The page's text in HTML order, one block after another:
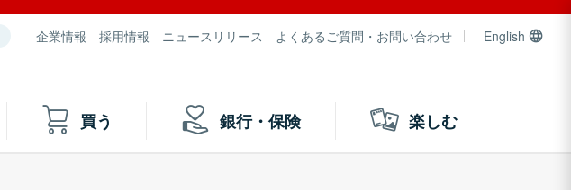
企業情報 採用情報 ニュースリリース よくあるご質問・お問い合わせ English
買う 銀行・保険 楽しむ